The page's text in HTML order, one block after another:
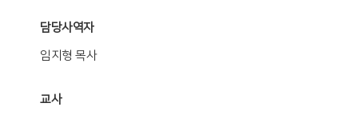
담당사역자
임지형 목사
교사